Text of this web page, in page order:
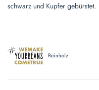
schwarz und Kupfer gebürstet.
Reinholz